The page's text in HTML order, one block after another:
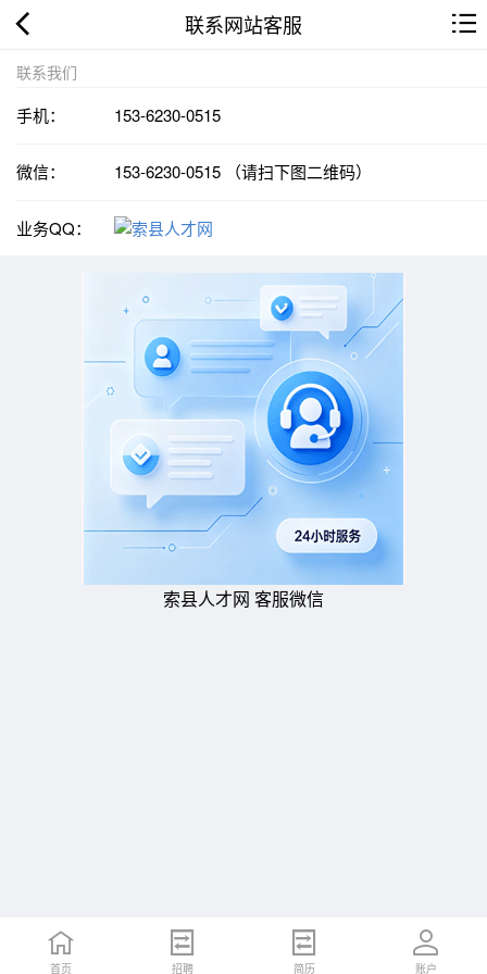
联系网站客服
联系我们
手机： 153-6230-0515
微信： 153-6230-0515 （请扫下图二维码）
业务QQ：
索县人才网 客服微信
首页 招聘 简历 账户